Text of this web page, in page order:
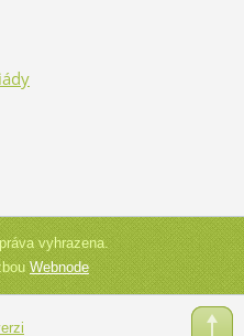
vyhrazena.
Webnode